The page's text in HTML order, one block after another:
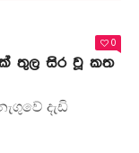
0
තුල සිර වූ කත
දැඩි